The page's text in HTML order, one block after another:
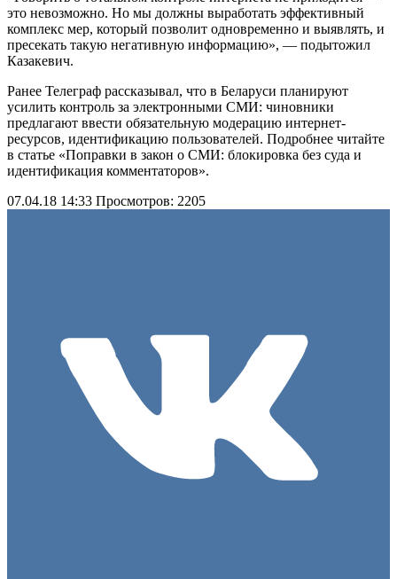
это невозможно. Но мы должны выработать эффективный
комплекс мер, который позволит одновременно и выявлять, и
пресекать такую негативную информацию», — подытожил
Казакевич.
Ранее Телеграф рассказывал, что в Беларуси планируют
усилить контроль за электронными СМИ: чиновники
предлагают ввести обязательную модерацию интернет-
ресурсов, идентификацию пользователей. Подробнее читайте
в статье «Поправки в закон о СМИ: блокировка без суда и
идентификация комментаторов».
07.04.18 14:33 Просмотров: 2205